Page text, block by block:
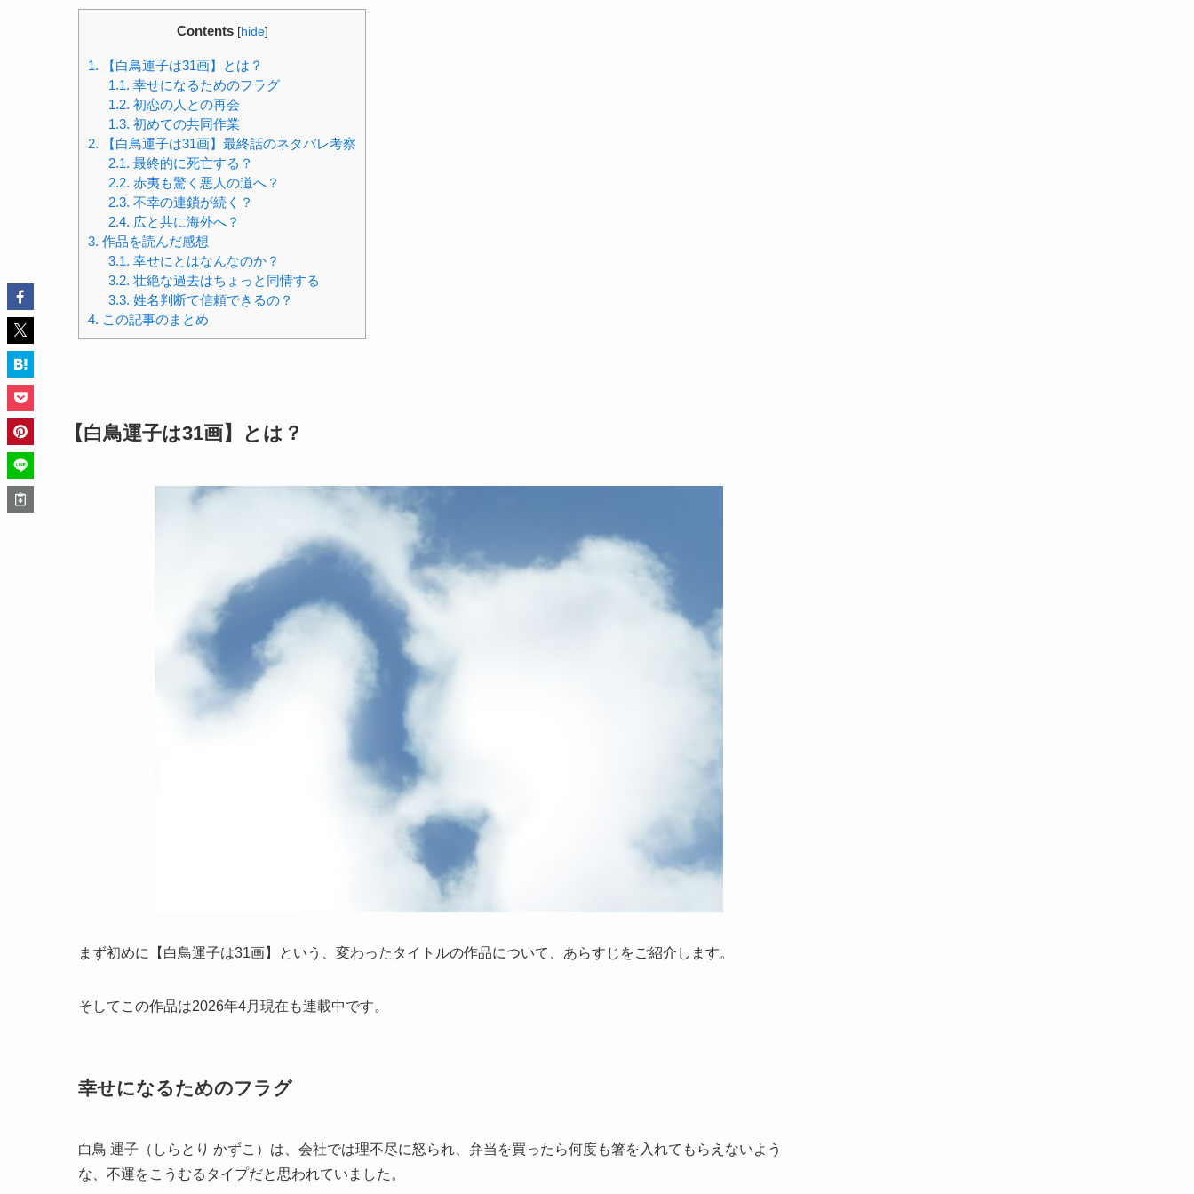
Contents [hide]
1. 【白鳥運子は31画】とは？
1.1. 幸せになるためのフラグ
1.2. 初恋の人との再会
1.3. 初めての共同作業
2. 【白鳥運子は31画】最終話のネタバレ考察
2.1. 最終的に死亡する？
2.2. 赤夷も驚く悪人の道へ？
2.3. 不幸の連鎖が続く？
2.4. 広と共に海外へ？
3. 作品を読んだ感想
3.1. 幸せにとはなんなのか？
3.2. 壮絶な過去はちょっと同情する
3.3. 姓名判断て信頼できるの？
4. この記事のまとめ
【白鳥運子は31画】とは？
まず初めに【白鳥運子は31画】という、変わったタイトルの作品について、あらすじをご紹介します。
そしてこの作品は2026年4月現在も連載中です。
幸せになるためのフラグ
白鳥 運子（しらとり かずこ）は、会社では理不尽に怒られ、弁当を買ったら何度も箸を入れてもらえないよう
な、不運をこうむるタイプだと思われていました。